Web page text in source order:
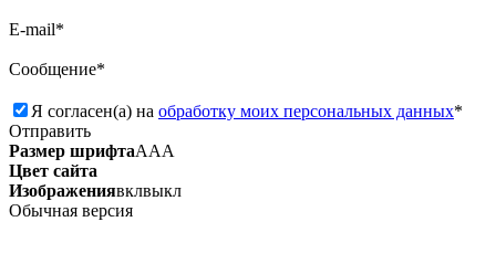
E-mail*
Сообщение*
Я согласен(а) на обработку моих персональных данных*
Отправить
Размер шрифтаААА
Цвет сайта
Изображениявклвыкл
Обычная версия